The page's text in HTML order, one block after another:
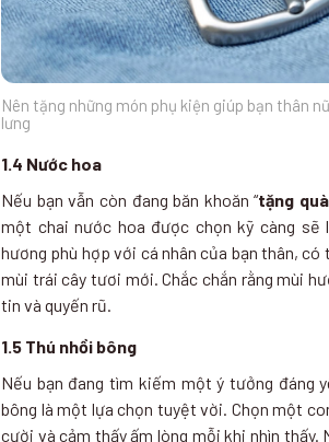
Nên tặng những món phụ kiện giúp bạn thân
lưng
1.4 Nước hoa
Nếu bạn vẫn còn đang băn khoăn “tặng
một chai nước hoa được chọn kỹ càng sẽ
hương phù hợp với cá nhân của bạn thân,
mùi trái cây tươi mới. Chắc chắn rằng mùi
tin và quyến rũ.
1.5 Thú nhồi bông
Nếu bạn đang tìm kiếm một ý tưởng đáng
bông là một lựa chọn tuyệt vời. Chọn một
cười và cảm thấy ấm lòng mỗi khi nhìn thấy.